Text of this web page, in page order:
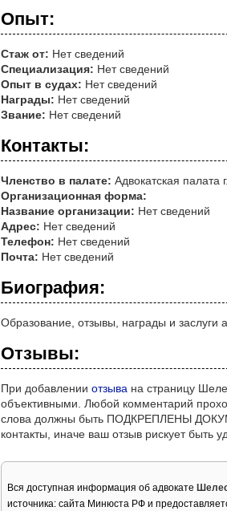
Опыт:
Стаж от: Нет сведений
Специализация: Нет сведений
Опыт в судах: Нет сведений
Награды: Нет сведений
Звание: Нет сведений
Контакты:
Членство в палате: Адвокатская палата
Организационная форма:
Название организации: Нет сведений
Адрес: Нет сведений
Телефон: Нет сведений
Почта: Нет сведений
Биография:
Образование, отзывы, награды и
Отзывы:
При добавлении отзыва на страницу
объективными. Любой комментарий
слова должны быть ПОДКРЕПЛЕНЫ
контакты, иначе ваш отзыв рискует быть
Вся доступная информация об адвокате
источника: сайта Минюста РФ и